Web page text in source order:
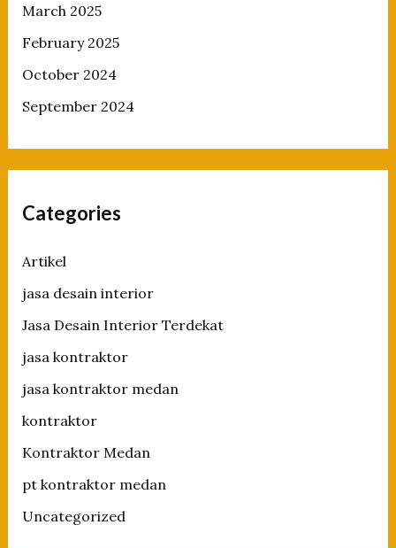
March 2025
February 2025
October 2024
September 2024
Categories
Artikel
jasa desain interior
Jasa Desain Interior Terdekat
jasa kontraktor
jasa kontraktor medan
kontraktor
Kontraktor Medan
pt kontraktor medan
Uncategorized